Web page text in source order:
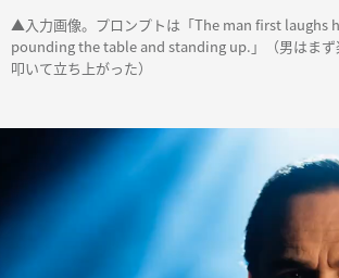
▲入力画像。プロンプトは「The man first
pounding the table and standing up.」（男はまず
叩いて立ち上がった）